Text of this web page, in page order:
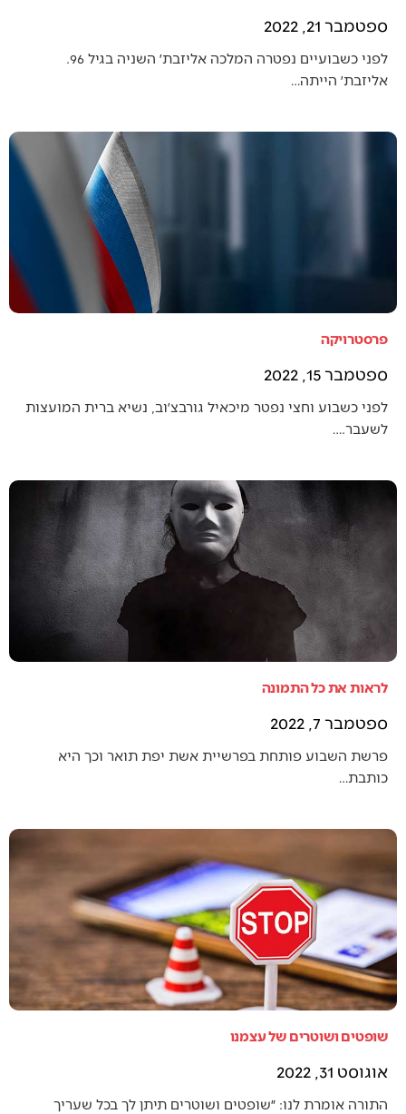
ספטמבר 21, 2022
לפני כשבועיים נפטרה המלכה אליזבת׳ השניה בגיל 96.
אליזבת׳ הייתה…
פרסטרויקה
ספטמבר 15, 2022
לפני כשבוע וחצי נפטר מיכאיל גורבצ׳וב, נשיא ברית המועצות
לשעבר.…
לראות את כל התמונה
ספטמבר 7, 2022
פרשת השבוע פותחת בפרשיית אשת יפת תואר וכך היא
כותבת…
שופטים ושוטרים של עצמנו
אוגוסט 31, 2022
התורה אומרת לנו: ״שופטים ושוטרים תיתן לך בכל שעריך